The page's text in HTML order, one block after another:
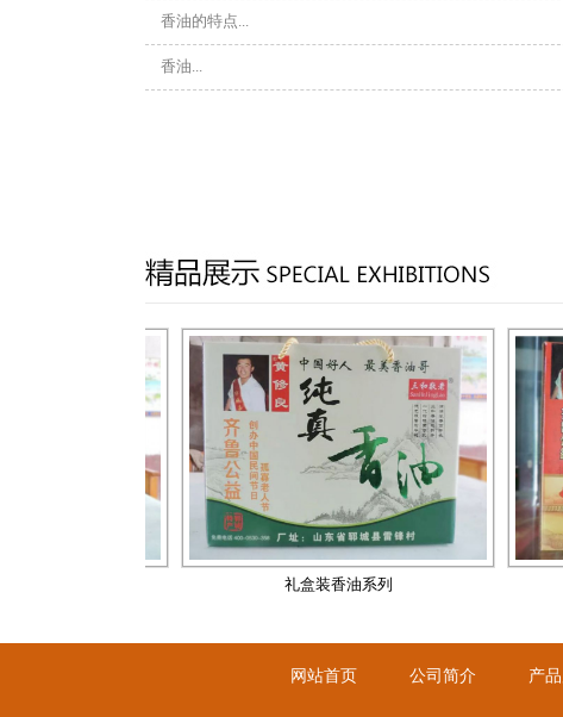
香油的特点...
香油...
礼盒装香油系列
网站首页 公司简介 产